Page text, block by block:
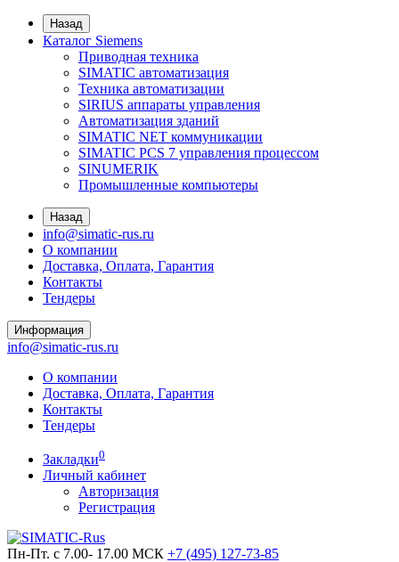
Назад
Каталог Siemens
Приводная техника
SIMATIC автоматизация
Техника автоматизации
SIRIUS аппараты управления
Автоматизация зданий
SIMATIC NET коммуникации
SIMATIC PCS 7 управления процессом
SINUMERIK
Промышленные компьютеры
Назад
info@simatic-rus.ru
О компании
Доставка, Оплата, Гарантия
Контакты
Тендеры
Информация
info@simatic-rus.ru
О компании
Доставка, Оплата, Гарантия
Контакты
Тендеры
Закладки0
Личный кабинет
Авторизация
Регистрация
Пн-Пт. с 7.00- 17.00 МСК +7 (495) 127-73-85